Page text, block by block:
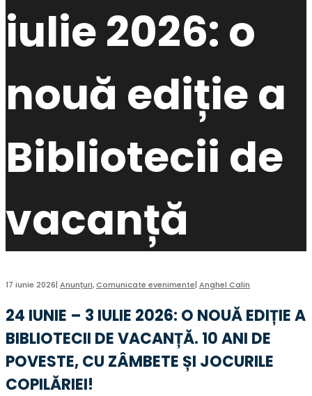
iulie 2026: o
nouă ediție a
Bibliotecii de
vacanță
17 iunie 2026| Anunțuri,Comunicate evenimente| Anghel Calin
24 IUNIE – 3 IULIE 2026: O NOUĂ EDIȚIE A
BIBLIOTECII DE VACANȚĂ. 10 ANI DE
POVESTE, CU ZÂMBETE ȘI JOCURILE
COPILĂRIEI!